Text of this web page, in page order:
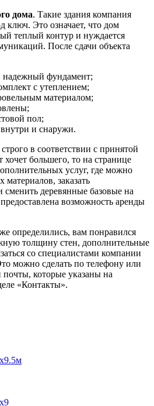
дома. Такие здания компания
ключ. Это означает, что дом
теплый контур и нуждается
После сдачи объекта
фундамент;
с утеплением;
материалом;
пол;
и снаружи.
в соответствии с принятой
большего, то на странице
услуг, где можно
материалов, заказать
деревянные базовые на
возможность аренды
определились, вам понравился
толщину стен, дополнительные
со специалистами компании
можно сделать по телефону или
которые указаны на
«Контакты».